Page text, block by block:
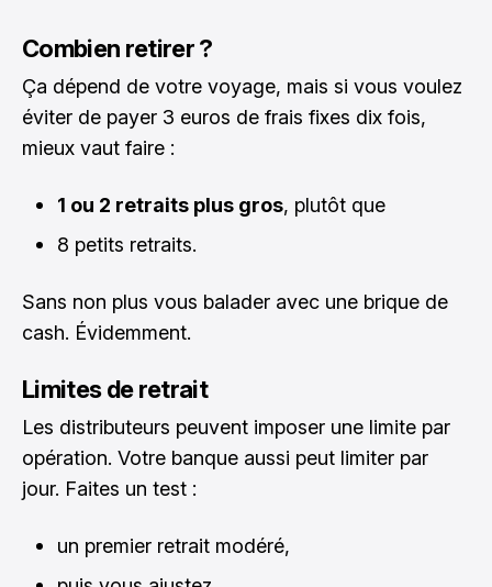
Combien retirer ?
Ça dépend de votre voyage, mais si vous voulez
éviter de payer 3 euros de frais fixes dix fois,
mieux vaut faire :
1 ou 2 retraits plus gros, plutôt que
8 petits retraits.
Sans non plus vous balader avec une brique de
cash. Évidemment.
Limites de retrait
Les distributeurs peuvent imposer une limite par
opération. Votre banque aussi peut limiter par
jour. Faites un test :
un premier retrait modéré,